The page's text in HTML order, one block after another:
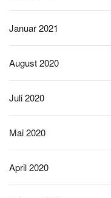
Januar 2021
August 2020
Juli 2020
Mai 2020
April 2020